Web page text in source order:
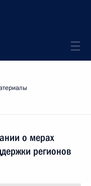
о мерах
регионов